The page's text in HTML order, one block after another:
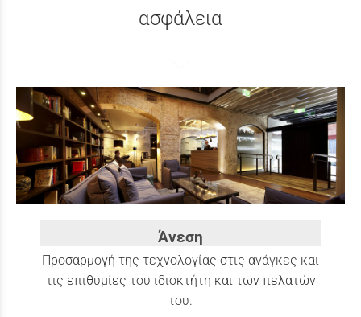
ασφάλεια
Άνεση
Προσαρμογή της τεχνολογίας στις ανάγκες και
τις επιθυμίες του ιδιοκτήτη και των πελατών
του.